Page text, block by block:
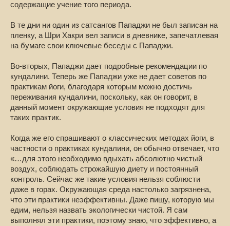
содержащие учение того периода.
В те дни ни один из сатсангов Пападжи не был записан на
пленку, а Шри Хакри вел записи в дневнике, запечатлевая
на бумаге свои ключевые беседы с Пападжи.
Во-вторых, Пападжи дает подробные рекомендации по
кундалини. Теперь же Пападжи уже не дает советов по
практикам йоги, благодаря которым можно достичь
переживания кундалини, поскольку, как он говорит, в
данный момент окружающие условия не подходят для
таких практик.
Когда же его спрашивают о классических методах йоги, в
частности о практиках кундалини, он обычно отвечает, что
«…для этого необходимо вдыхать абсолютно чистый
воздух, соблюдать строжайшую диету и постоянный
контроль. Сейчас же такие условия нельзя соблюсти
даже в горах. Окружающая среда настолько загрязнена,
что эти практики неэффективны. Даже пищу, которую мы
едим, нельзя назвать экологически чистой. Я сам
выполнял эти практики, поэтому знаю, что эффективно, а